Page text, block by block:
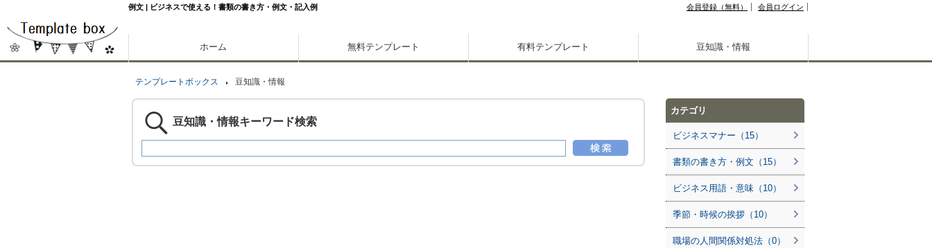
例文 | ビジネスで使える！書類の書き方・例文・記入例 会員登録（無料） 会員ログイン
ホーム 無料テンプレート 有料テンプレート 豆知識・情報
テンプレートボックス 豆知識・情報
豆知識・情報キーワード検索
カテゴリ
ビジネスマナー（15）
書類の書き方・例文（15）
ビジネス用語・意味（10）
季節・時候の挨拶（10）
職場の人間関係対処法（0）